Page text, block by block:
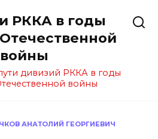
РККА в годы
войны
дивизий РККА в годы
войны
АНАТОЛИЙ ГЕОРГИЕВИЧ